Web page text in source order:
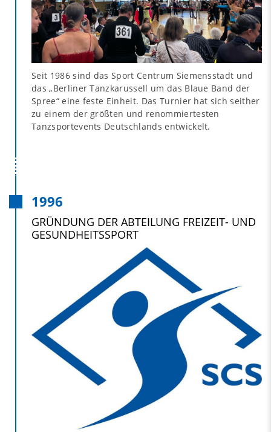
Seit 1986 sind das Sport Centrum Siemensstadt und
das „Berliner Tanzkarussell um das Blaue Band der
Spree“ eine feste Einheit. Das Turnier hat sich seither
zu einem der größten und renommiertesten
Tanzsportevents Deutschlands entwickelt.
1996
GRÜNDUNG DER ABTEILUNG FREIZEIT- UND
GESUNDHEITSSPORT